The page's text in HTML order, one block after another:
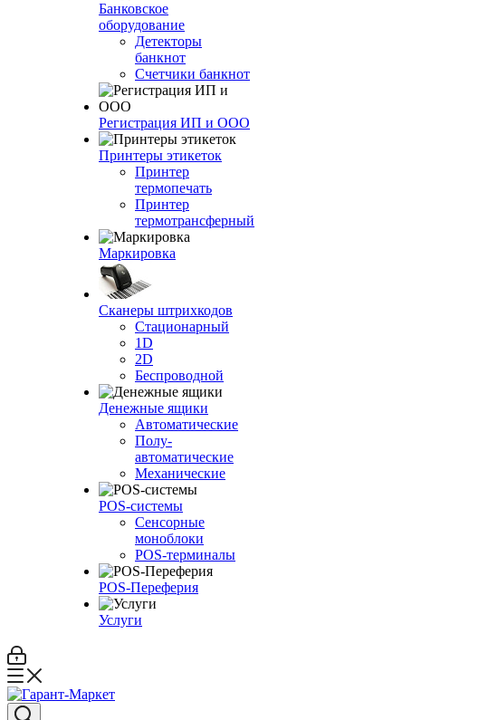
Банковское
оборудование
Детекторы
банкнот
Счетчики банкнот
Регистрация ИП и ООО
Принтеры этикеток
Принтер
термопечать
Принтер
термотрансферный
Маркировка
Сканеры штрихкодов
Стационарный
1D
2D
Беспроводной
Денежные ящики
Автоматические
Полу-
автоматические
Механические
POS-системы
Сенсорные
моноблоки
POS-терминалы
POS-Переферия
Услуги